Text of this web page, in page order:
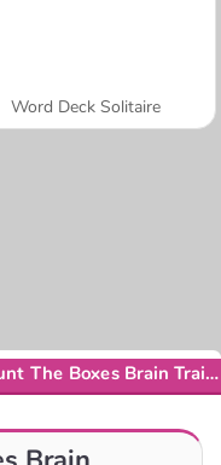
Word Deck Solitaire
Try To Count The Boxes Brain Training